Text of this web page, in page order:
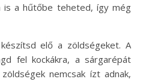
is a hűtőbe teheted, így még
elő a zöldségeket. A
fel kockákra, a sárgarépát
nemcsak ízt adnak,